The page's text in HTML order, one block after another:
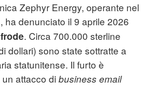
Zephyr Energy, operante nel
, ha denunciato il 9 aprile 2026
frode. Circa 700.000 sterline
dollari) sono state sottratte a
statunitense. Il furto è
attacco di business email